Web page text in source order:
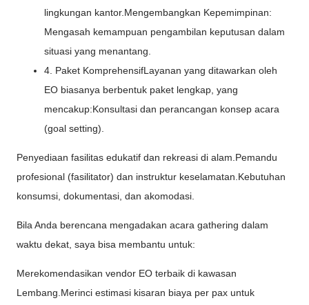
lingkungan kantor.Mengembangkan Kepemimpinan:
Mengasah kemampuan pengambilan keputusan dalam
situasi yang menantang.
4. Paket KomprehensifLayanan yang ditawarkan oleh
EO biasanya berbentuk paket lengkap, yang
mencakup:Konsultasi dan perancangan konsep acara
(goal setting).
Penyediaan fasilitas edukatif dan rekreasi di alam.Pemandu
profesional (fasilitator) dan instruktur keselamatan.Kebutuhan
konsumsi, dokumentasi, dan akomodasi.
Bila Anda berencana mengadakan acara gathering dalam
waktu dekat, saya bisa membantu untuk:
Merekomendasikan vendor EO terbaik di kawasan
Lembang.Merinci estimasi kisaran biaya per pax untuk